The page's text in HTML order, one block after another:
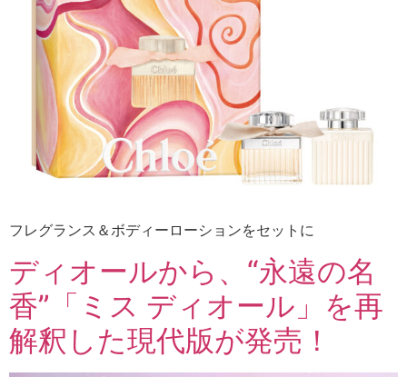
フレグランス＆ボディーローションをセットに
ディオールから、“永遠の名
香”「ミス ディオール」を再
解釈した現代版が発売！